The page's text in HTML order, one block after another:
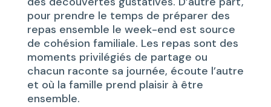
pour prendre le temps de préparer des
repas ensemble le week-end est source
de cohésion familiale. Les repas sont des
moments privilégiés de partage ou
chacun raconte sa journée, écoute l’autre
et où la famille prend plaisir à être
ensemble.